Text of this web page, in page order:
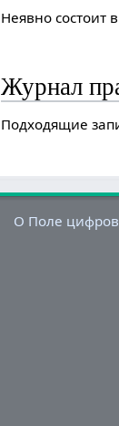
Неявно состоит
Журнал
Подходящие
О Поле